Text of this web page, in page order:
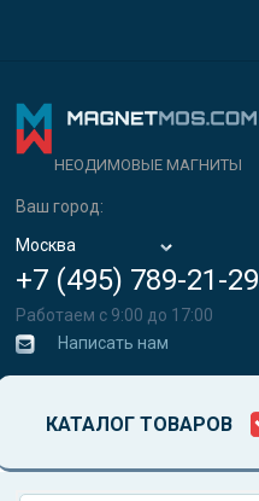
НЕОДИМОВЫЕ МАГНИТЫ
Ваш город:
Москва
+7 (495) 789-21-29
Работаем с 9:00 до 17:00
Написать нам
КАТАЛОГ ТОВАРОВ